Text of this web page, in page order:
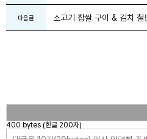
다음글 소고기 찹쌀 구이 & 김치 철
400 bytes (한글 200자)